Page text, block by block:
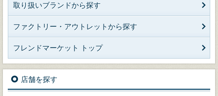
取り扱いブランドから探す
ファクトリー・アウトレットから探す
フレンドマーケット トップ
店舗を探す